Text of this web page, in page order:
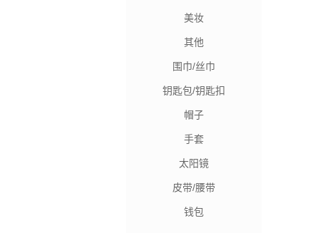
美妆
其他
围巾/丝巾
钥匙包/钥匙扣
帽子
手套
太阳镜
皮带/腰带
钱包